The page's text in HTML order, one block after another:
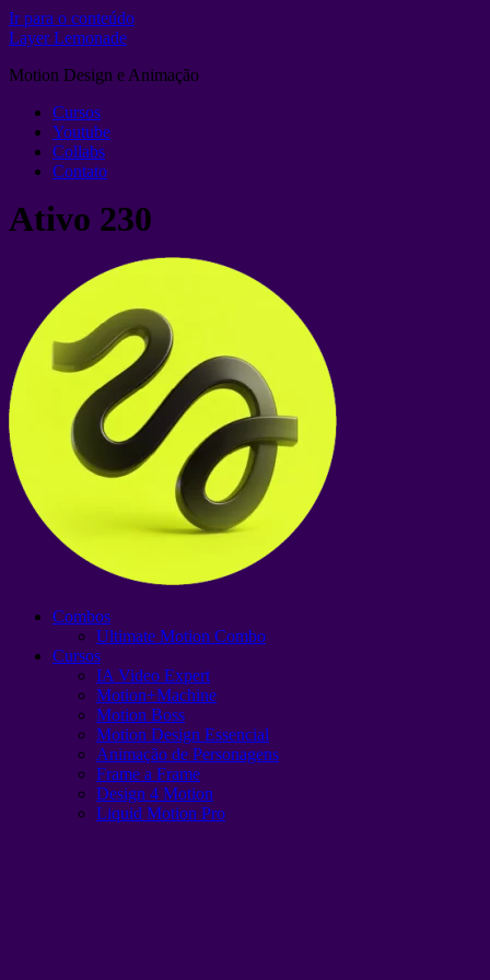
Ir para o conteúdo
Layer Lemonade
Motion Design e Animação
Cursos
Youtube
Collabs
Contato
Ativo 230
Combos
Ultimate Motion Combo
Cursos
IA Video Expert
Motion+Machine
Motion Boss
Motion Design Essencial
Animação de Personagens
Frame a Frame
Design 4 Motion
Liquid Motion Pro